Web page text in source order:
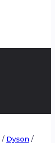
/ Dyson /